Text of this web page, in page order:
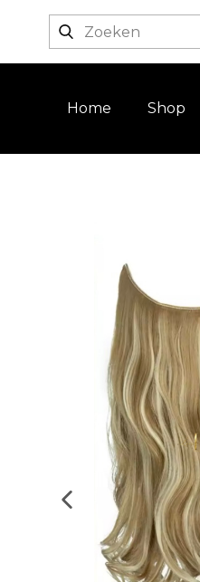
Login / registratie
Home Shop